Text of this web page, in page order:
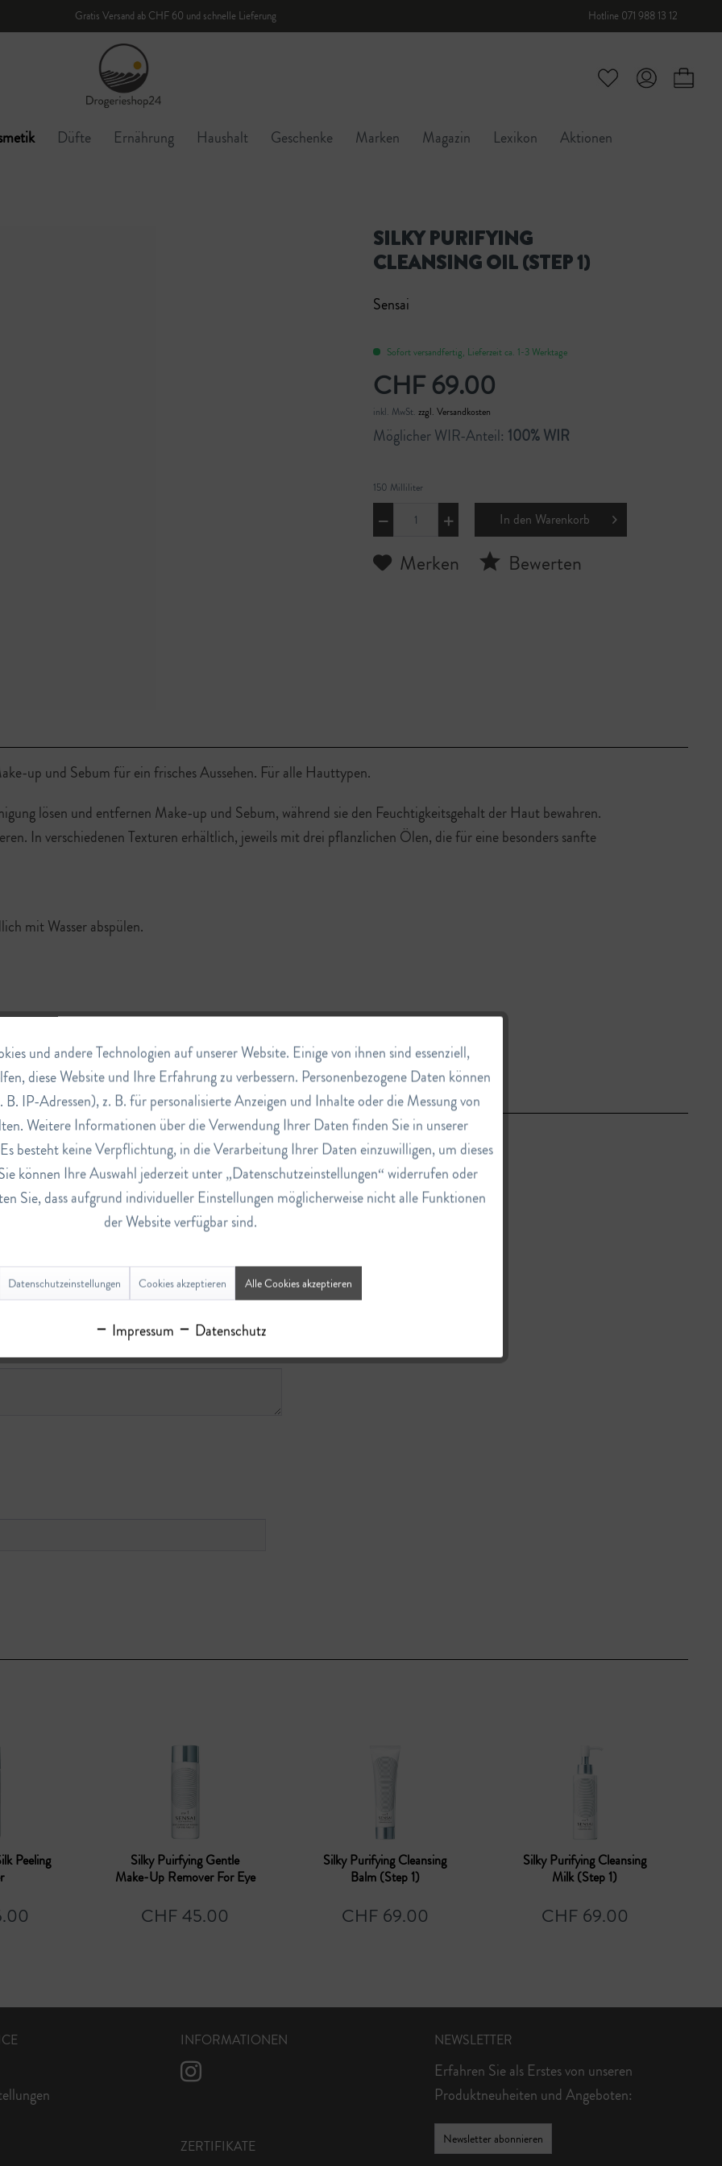
Gratis Versand ab CHF 60 und schnelle Lieferung Hotline 071 988 13 12
Düfte Ernährung Haushalt Geschenke Marken Magazin Lexikon Aktionen
SILKY PURIFYING
CLEANSING OIL (STEP 1)
Sensai
Sofort versandfertig, Lieferzeit ca. 1-3 Werktage
CHF 69.00
inkl. MwSt.zzgl. Versandkosten
Möglicher WIR-Anteil: 100% WIR
150 Milliliter
In den Warenkorb
Merken Bewerten
up und Sebum für ein frisches Aussehen. Für alle Hauttypen.
lösen und entfernen Make-up und Sebum, während sie den Feuchtigkeitsgehalt der Haut bewahren.
In verschiedenen Texturen erhältlich, jeweils mit drei pflanzlichen Ölen, die für eine besonders sanfte
mit Wasser abspülen.
1)"
Peeling
Silky Puirfying Gentle
Make-Up Remover For Eye
CHF 45.00
Silky Purifying Cleansing
Balm (Step 1)
CHF 69.00
Silky Purifying Cleansing
Milk (Step 1)
CHF 69.00
INFORMATIONEN
ZERTIFIKATE
NEWSLETTER
Erfahren Sie als Erstes von unseren
Produktneuheiten und Angeboten:
Newsletter abonnieren
Aktiv
Inaktiv
Inaktiv
Inaktiv
und andere Technologien auf unserer Website. Einige von ihnen sind essenziell,
diese Website und Ihre Erfahrung zu verbessern. Personenbezogene Daten können
IP-Adressen), z. B. für personalisierte Anzeigen und Inhalte oder die Messung von
Weitere Informationen über die Verwendung Ihrer Daten finden Sie in unserer
besteht keine Verpflichtung, in die Verarbeitung Ihrer Daten einzuwilligen, um dieses
können Ihre Auswahl jederzeit unter „Datenschutzeinstellungen“ widerrufen oder
Sie, dass aufgrund individueller Einstellungen möglicherweise nicht alle Funktionen
der Website verfügbar sind.
Datenschutzeinstellungen Cookies akzeptieren Alle Cookies akzeptieren
Impressum Datenschutz